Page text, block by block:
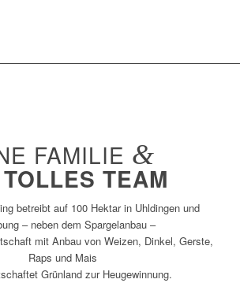
FAMILIE &
TEAM
betreibt auf 100 Hektar in Uhldingen und
– neben dem Spargelanbau –
mit Anbau von Weizen, Dinkel, Gerste,
Raps und Mais
Grünland zur Heugewinnung.